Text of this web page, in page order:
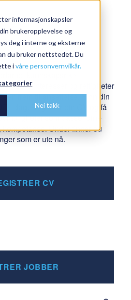
informasjonskapsler
brukeropplevelse og
deg i interne og eksterne
du bruker nettstedet. Du
ivåre personvernvilkår.
Nei takk
dine interesser og rettigheter
frem til ansettelse. Finn din
i dag. Registrer din CV og få
som passer dine
Under finner du
som er ute nå.
CV
JOBBER